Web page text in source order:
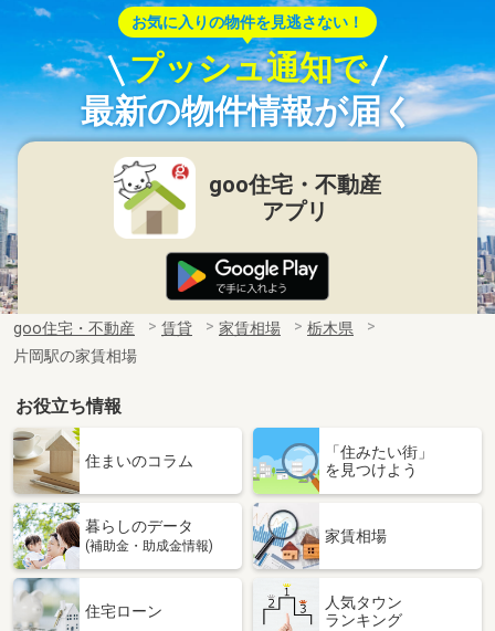
お気に入りの物件を見逃さない！
プッシュ通知で
最新の物件情報が届く
goo住宅・不動産
アプリ
goo住宅・不動産 賃貸 家賃相場
栃木県
片岡駅の家賃相場
お役立ち情報
住まいのコラム
「住みたい街」
を見つけよう
暮らしのデータ
(補助金・助成金情報)
家賃相場
住宅ローン
人気タウン
ランキング